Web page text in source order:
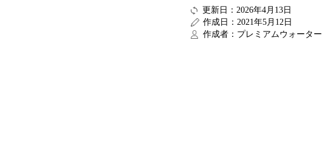
更新日：2026年4月13日
作成日：2021年5月12日
作成者：プレミアムウォーター